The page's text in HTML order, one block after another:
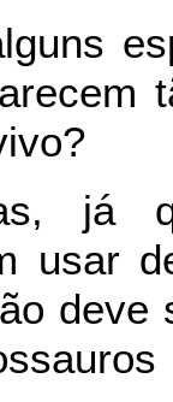
usar
deve